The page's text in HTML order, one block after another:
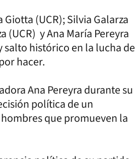
(UCR); Silvia Galarza
(UCR) y Ana María Pereyra
salto histórico en la lucha de
hacer.
Ana Pereyra durante su
política de un
que promueven la